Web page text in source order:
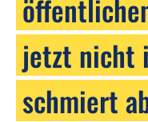
jetzt nicht
schmiert